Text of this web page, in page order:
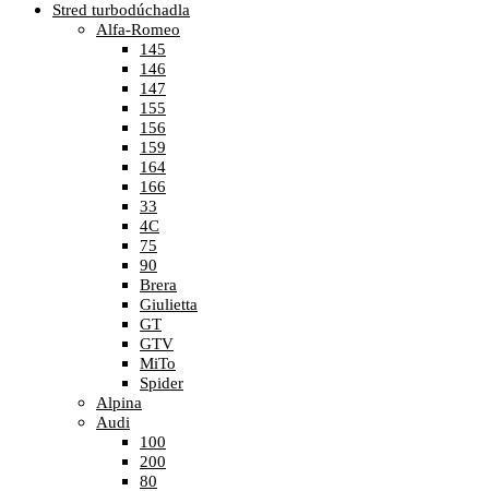
Stred turbodúchadla
Alfa-Romeo
145
146
147
155
156
159
164
166
33
4C
75
90
Brera
Giulietta
GT
GTV
MiTo
Spider
Alpina
Audi
100
200
80